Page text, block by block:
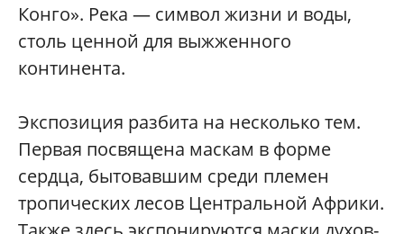
Конго». Река — символ жизни и воды,
столь ценной для выжженного
континента.
Экспозиция разбита на несколько тем.
Первая посвящена маскам в форме
сердца, бытовавшим среди племен
тропических лесов Центральной Африки.